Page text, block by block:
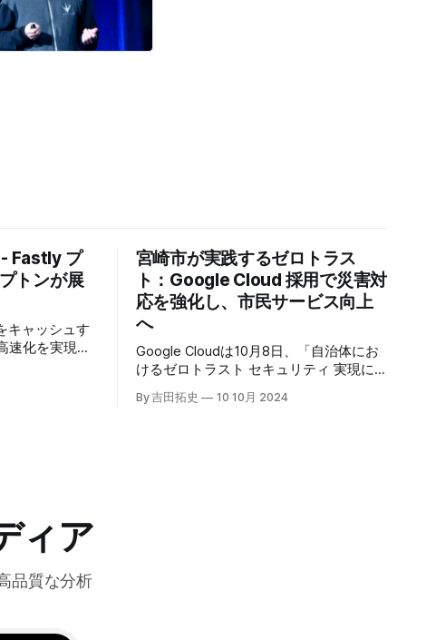
Fastly プ
トンが展
キャッシュす
速化を実現す
の提供を開始
高プロダク
宮崎市が実践するゼロトラス
ト：Google Cloud 採用で災害対
応を強化し、市民サービス向上
へ
Google Cloudは10月8日、「自治体にお
けるゼロトラスト セキュリティ 実現に
向けて」と題した記者説明会を開催し、
自治体向けにゼロトラストセキュリティ
By 吉田拓史 10 10月 2024
ィア
品質な分析